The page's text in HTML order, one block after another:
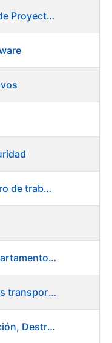
OE 05/19 - Ingeniero Auxiliar de Proyectos (Ceres)
Delineante Proyectista - Centro de trabajo de Burgos
Técnico de estudios en el departamento de compras
OE 13/20 Conductor máquinas transportadoras elevadoras - Burgos
OE 11/20 Maquinista Inutilización, Destrucción y Empacado de Papel en Fábrica de Papel